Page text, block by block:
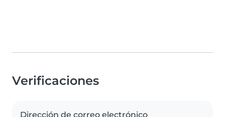
Verificaciones
Dirección de correo electrónico